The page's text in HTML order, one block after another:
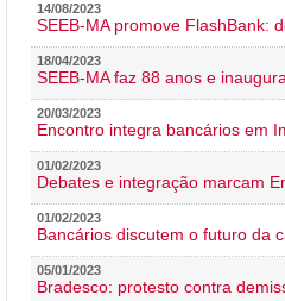
14/08/2023
SEEB-MA promove FlashBank:
18/04/2023
SEEB-MA faz 88 anos e
20/03/2023
Encontro integra bancários em
01/02/2023
Debates e integração marcam
01/02/2023
Bancários discutem o futuro da
05/01/2023
Bradesco: protesto contra